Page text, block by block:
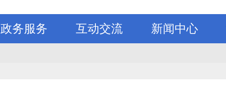
政务服务 互动交流 新闻中心